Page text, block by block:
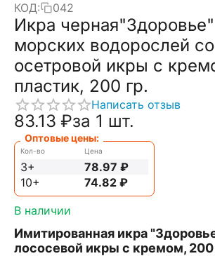
КОД: 042
Икра
морских водорослей
осетровой икры с
пластик, 200 гр.
Написать отзыв
83.13 ₽за 1 шт.
Оптовые цены:
Кол-во
3+
10+
Цена
78.97 ₽
74.82 ₽
В наличии
Имитированная икра
лососевой икры с кремом, 200